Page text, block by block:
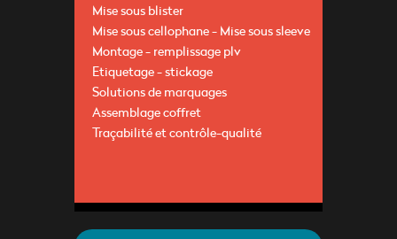
Mise sous blister
Mise sous cellophane - Mise sous sleeve
Montage - remplissage plv
Etiquetage - stickage
Solutions de marquages
Assemblage coffret
Traçabilité et contrôle-qualité